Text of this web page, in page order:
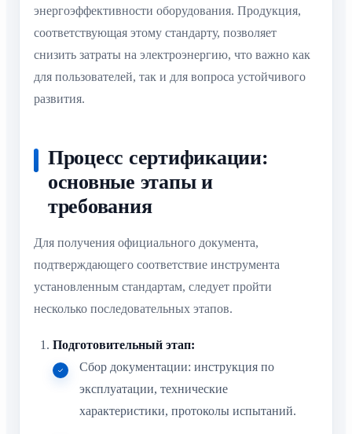
энергоэффективности оборудования. Продукция,
соответствующая этому стандарту, позволяет
снизить затраты на электроэнергию, что важно как
для пользователей, так и для вопроса устойчивого
развития.
Процесс сертификации:
основные этапы и
требования
Для получения официального документа,
подтверждающего соответствие инструмента
установленным стандартам, следует пройти
несколько последовательных этапов.
Подготовительный этап:
Сбор документации: инструкция по
эксплуатации, технические
характеристики, протоколы испытаний.